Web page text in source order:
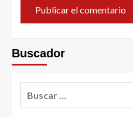
Buscador